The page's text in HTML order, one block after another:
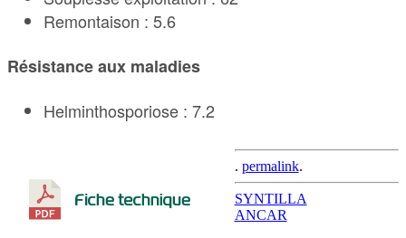
Remontaison : 5.6
Résistance aux maladies
Helminthosporiose : 7.2
. permalink.
Post
navigation
SYNTILLA
ANCAR